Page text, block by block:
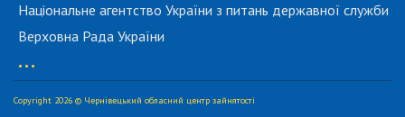
Національне агентство України з питань державної служби
Верховна Рада України
...
Copyright 2026 © Чернівецький обласний центр зайнятості